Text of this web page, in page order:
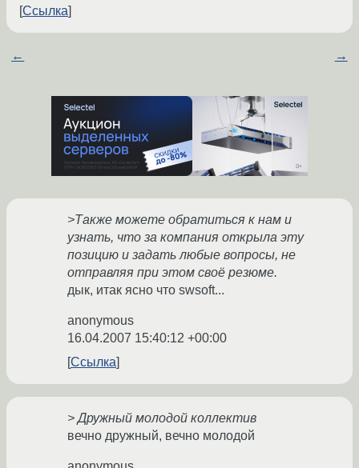
Ссылка
← →
>Также можете обратиться к нам и
узнать, что за компания открыла эту
позицию и задать любые вопросы, не
отправляя при этом своё резюме.
дык, итак ясно что swsoft...
anonymous
16.04.2007 15:40:12 +00:00
Ссылка
> Дружный молодой коллектив
вечно дружный, вечно молодой